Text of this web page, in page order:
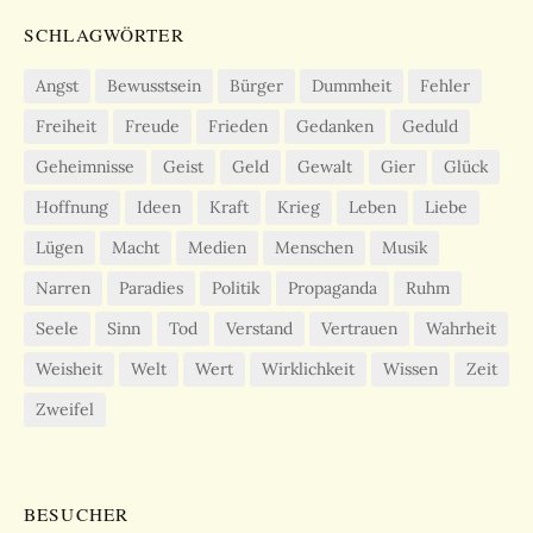
SCHLAGWÖRTER
Angst Bewusstsein Bürger Dummheit
Fehler
Freiheit
Freude Frieden Gedanken
Geduld
Geheimnisse
Geist Geld Gewalt Gier
Glück
Hoffnung
Ideen Kraft Krieg Leben
Liebe
Lügen
Macht Medien Menschen
Musik
Narren
Paradies Politik Propaganda
Ruhm
Seele
Sinn Tod Verstand Vertrauen
Wahrheit
Weisheit
Welt Wert Wirklichkeit Wissen
Zeit
Zweifel
BESUCHER